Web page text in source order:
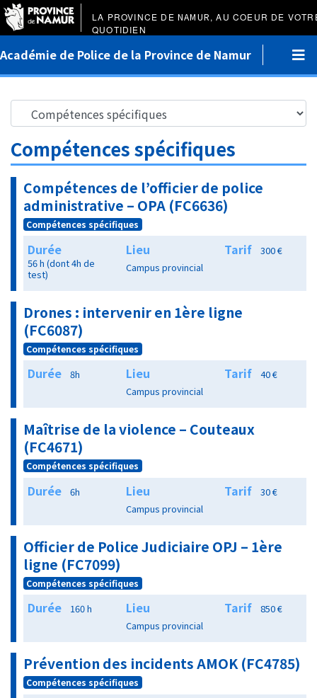
LA PROVINCE DE NAMUR, AU COEUR DE
QUOTIDIEN
Académie de Police de la Province de Namur
Compétences spécifiques
Compétences de l’officier de police
administrative – OPA (FC6636)
Compétences spécifiques
Durée
56 h (dont 4h de
test)
Lieu
Campus provincial
Tarif 300 €
Drones : intervenir en 1ère ligne
(FC6087)
Compétences spécifiques
Durée 8h Lieu
Campus provincial
Tarif 40 €
Maîtrise de la violence – Couteaux
(FC4671)
Compétences spécifiques
Durée 6h Lieu
Campus provincial
Tarif 30 €
Officier de Police Judiciaire OPJ – 1ère
ligne (FC7099)
Compétences spécifiques
Durée 160 h Lieu
Campus provincial
Tarif 850 €
Prévention des incidents AMOK (FC4785)
Compétences spécifiques